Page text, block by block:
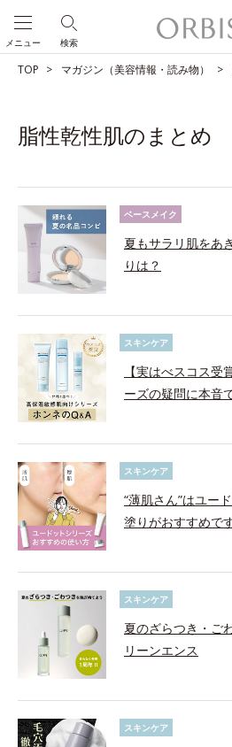
検索
メニュー
TOP マガジン（美容情報・読み物）
脂性乾性肌のまとめ
ベースメイク
夏もサラリ肌をあ
りは？
スキンケア
【実はべスコス受
ーズの疑問に本音
スキンケア
“薄肌さん”はユー
塗りがおすすめで
スキンケア
夏のざらつき・ご
リーンエンス
スキンケア